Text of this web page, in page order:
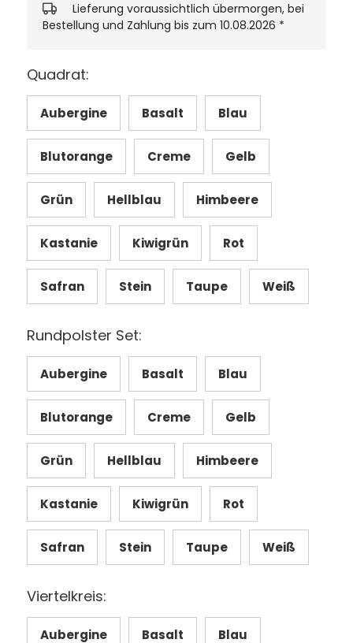
Lieferung voraussichtlich übermorgen, bei
Bestellung und Zahlung bis zum 10.08.2026 *
Quadrat:
Aubergine Basalt Blau
Blutorange Creme Gelb
Grün Hellblau Himbeere
Kastanie Kiwigrün Rot
Safran Stein Taupe Weiß
Rundpolster Set:
Aubergine Basalt Blau
Blutorange Creme Gelb
Grün Hellblau Himbeere
Kastanie Kiwigrün Rot
Safran Stein Taupe Weiß
Viertelkreis:
Aubergine Basalt Blau